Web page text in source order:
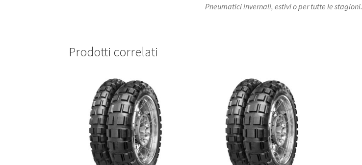
Pneumatici invernali, estivi o per tutte le stagioni.
Prodotti correlati